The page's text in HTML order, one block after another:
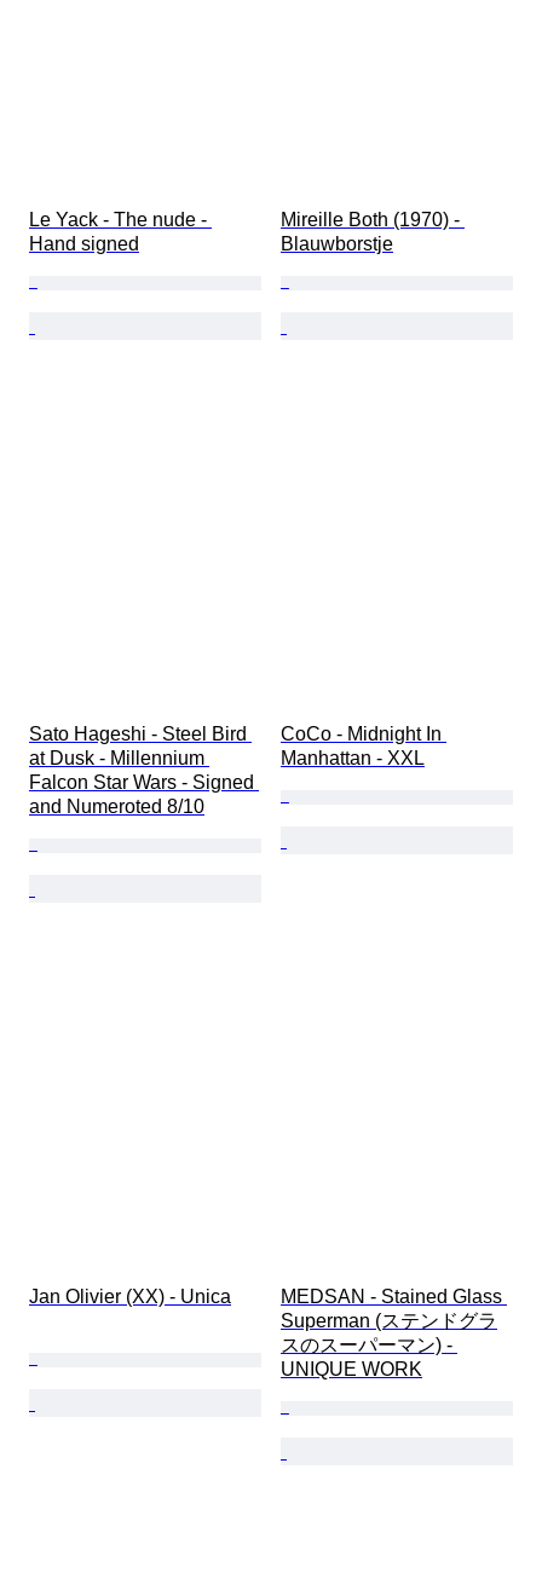
Le Yack - The nude -
Hand signed
Mireille Both (1970) -
Blauwborstje
Sato Hageshi - Steel Bird
at Dusk - Millennium
Falcon Star Wars - Signed
and Numeroted 8/10
CoCo - Midnight In
Manhattan - XXL
Jan Olivier (XX) - Unica
MEDSAN - Stained Glass
Superman (ステンドグラ
スのスーパーマン) -
UNIQUE WORK